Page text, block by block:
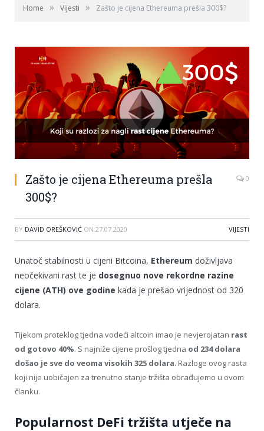
Home » Vijesti » Zašto je cijena Ethereuma prešla 300$?
Zašto je cijena Ethereuma prešla
300$?
0
BY DAVID OREŠKOVIĆ ON 27.07.2020 VIJESTI
Unatoč stabilnosti u cijeni Bitcoina, Ethereum doživljava
neočekivani rast te je dosegnuo nove rekordne razine
cijene (ATH) ove godine kada je prešao vrijednost od 320
dolara.
Tijekom proteklog tjedna vodeći altcoin imao je nevjerojatan rast
od gotovo 40%. S najniže cijene prošlog tjedna od 234 dolara
došao je sve do veoma visokih 325 dolara. Razloge ovog rasta
koji nije uobičajen za trenutno stanje tržišta obrađujemo u ovom
članku.
Popularnost DeFi tržišta utječe na